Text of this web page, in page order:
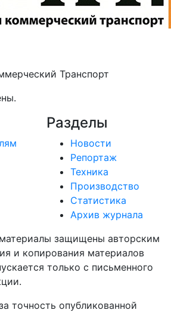
Транспорт
Разделы
Новости
Репортаж
Техника
Производство
Статистика
Архив журнала
защищены авторским
и копирования материалов
только с письменного
точность опубликованной